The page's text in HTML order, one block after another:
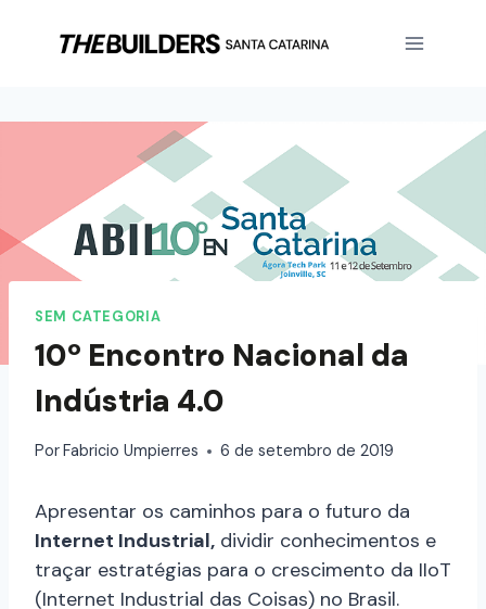
SEM CATEGORIA
10º Encontro Nacional da
Indústria 4.0
PorFabricio Umpierres 6 de setembro de 2019
Apresentar os caminhos para o futuro da
Internet Industrial, dividir conhecimentos e
traçar estratégias para o crescimento da IIoT
(Internet Industrial das Coisas) no Brasil.